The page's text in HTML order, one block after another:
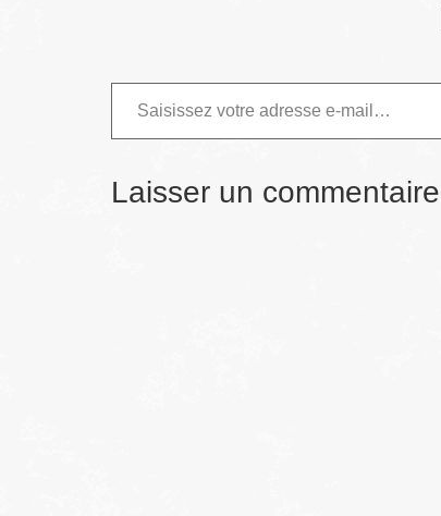
Laisser un commentaire